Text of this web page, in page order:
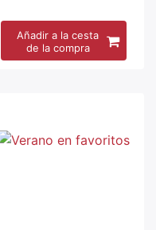
Añadir a la cesta
de la compra